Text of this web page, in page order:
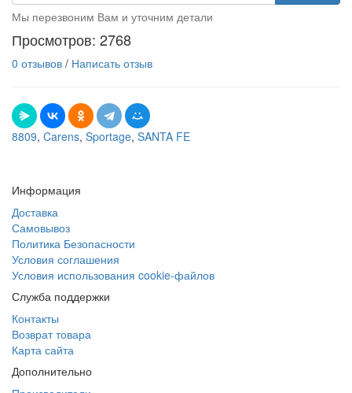
Мы перезвоним Вам и уточним детали
Просмотров: 2768
0 отзывов / Написать отзыв
8809, Carens, Sportage, SANTA FE
Информация
Доставка
Самовывоз
Политика Безопасности
Условия соглашения
Условия использования cookie-файлов
Служба поддержки
Контакты
Возврат товара
Карта сайта
Дополнительно